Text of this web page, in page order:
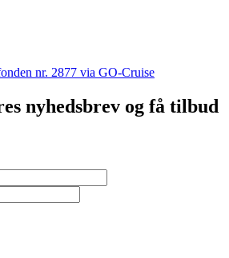
nr. 2877 via GO-Cruise
nyhedsbrev og få tilbud